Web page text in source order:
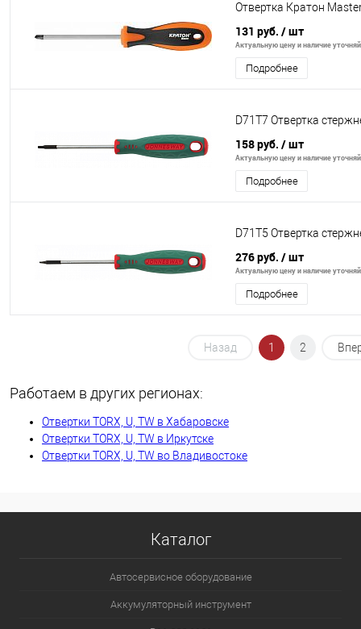
Отвертка Кратон
131 руб. / шт
Актуальную цену и наличие
Подробнее
D71T7 Отвертка
158 руб. / шт
Актуальную цену и наличие
Подробнее
D71T5 Отвертка
276 руб. / шт
Актуальную цену и наличие
Подробнее
Назад 1 2
Работаем в других регионах:
Отвертки TORX, U, TW в Хабаровске
Отвертки TORX, U, TW в Иркутске
Отвертки TORX, U, TW во Владивостоке
Каталог
Автосервисное оборудование
Аккумуляторный инструмент